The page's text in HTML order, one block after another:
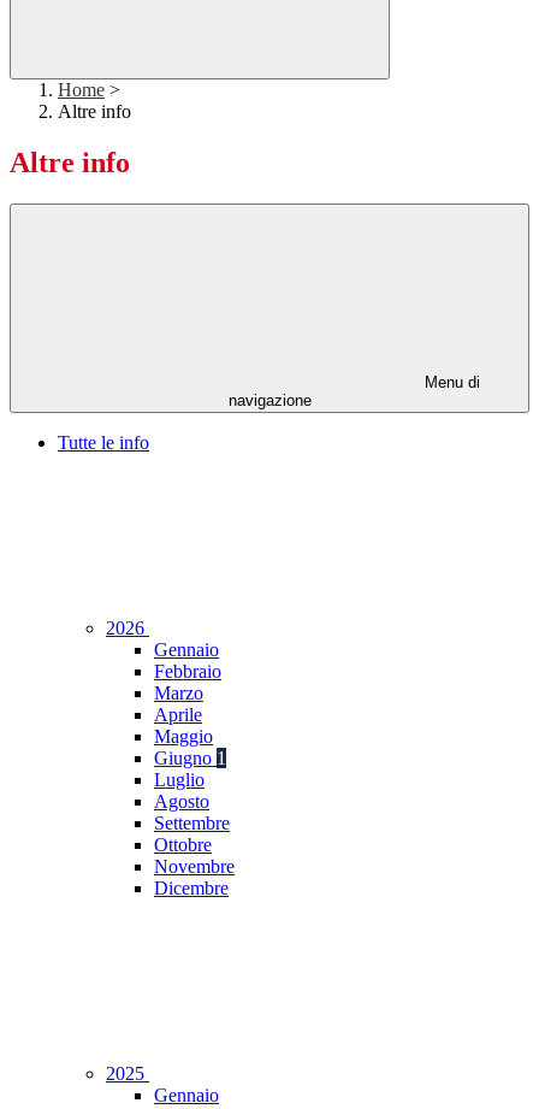
Home >
Altre info
Altre info
Menu di
navigazione
Tutte le info
2026
Gennaio
Febbraio
Marzo
Aprile
Maggio
Giugno 1
Luglio
Agosto
Settembre
Ottobre
Novembre
Dicembre
2025
Gennaio